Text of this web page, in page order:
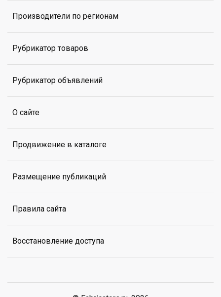
Производители по регионам
Рубрикатор товаров
Рубрикатор объявлений
О сайте
Продвижение в каталоге
Размещение публикаций
Правила сайта
Восстановление доступа